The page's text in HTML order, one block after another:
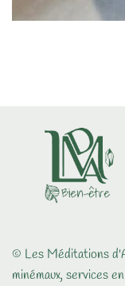
© Les Méditations
minémaux, services